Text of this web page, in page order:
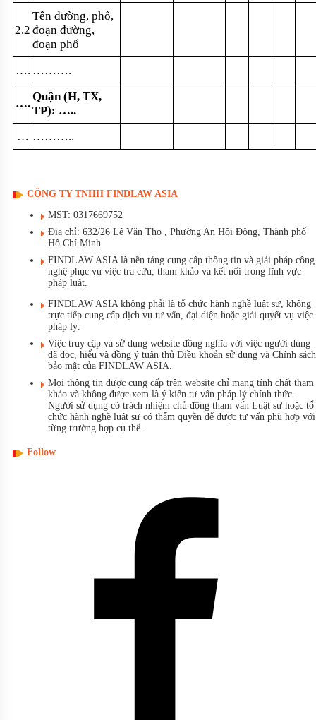
2.2
Tên đường, phố,
đoạn đường,
đoạn phố
…. ……….
….
Quận (H, TX,
TP): …..
… ………..
CÔNG TY TNHH FINDLAW ASIA
MST: 0317669752
Địa chỉ: 632/26 Lê Văn Thọ , Phường An Hội Đông, Thành phố
Hồ Chí Minh
FINDLAW ASIA là nền tảng cung cấp thông tin và giải pháp công
nghệ phục vụ việc tra cứu, tham khảo và kết nối trong lĩnh vực
pháp luật.
FINDLAW ASIA không phải là tổ chức hành nghề luật sư, không
trực tiếp cung cấp dịch vụ tư vấn, đại diện hoặc giải quyết vụ việc
pháp lý.
Việc truy cập và sử dụng website đồng nghĩa với việc người dùng
đã đọc, hiểu và đồng ý tuân thủ Điều khoản sử dụng và Chính sách
bảo mật của FINDLAW ASIA.
Mọi thông tin được cung cấp trên website chỉ mang tính chất tham
khảo và không được xem là ý kiến tư vấn pháp lý chính thức.
Người sử dụng có trách nhiệm chủ động tham vấn Luật sư hoặc tổ
chức hành nghề luật sư có thẩm quyền để được tư vấn phù hợp với
từng trường hợp cụ thể.
Follow